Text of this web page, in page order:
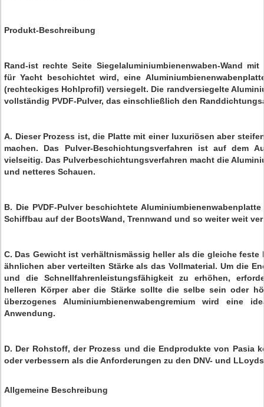
Produkt-Beschreibung
Rand-ist rechte Seite Siegelaluminiumbienenwaben-Wand mit
für Yacht beschichtet wird, eine
(rechteckiges Hohlprofil) versiegelt. Die randversiegelte
vollständig PVDF-Pulver, das einschließlich den
A. Dieser Prozess ist, die Platte mit einer luxuriösen aber
machen. Das Pulver-Beschichtungsverfahren ist auf dem
vielseitig. Das Pulverbeschichtungsverfahren macht die
und netteres Schauen.
B. Die PVDF-Pulver beschichtete
Schiffbau auf der BootsWand, Trennwand und so weiter weit
C. Das Gewicht ist verhältnismässig heller als die gleiche feste
ähnlichen aber verteilten Stärke als das Vollmaterial. Um die
und die Schnellfahrenleistungsfähigkeit zu erhöhen,
helleren Körper aber die Stärke sollte die selbe sein oder
überzogenes Aluminiumbienenwabengremium wird eine
Anwendung.
D. Der Rohstoff, der Prozess und die Endprodukte von Pasia
oder verbessern als die Anforderungen zu den DNV- und
Allgemeine Beschreibung